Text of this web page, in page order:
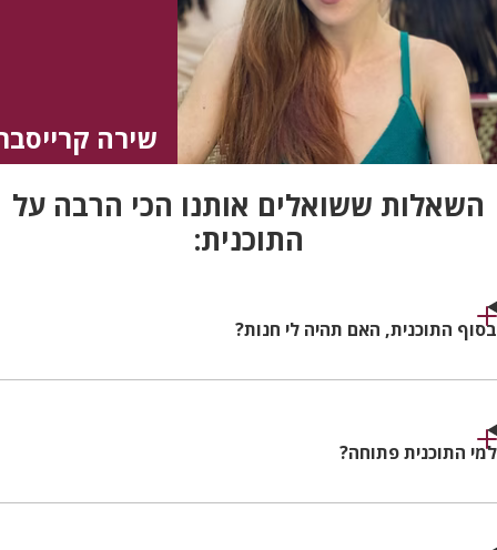
שירה
השאלות ששואלים אותנו הכי הרבה על
התוכנית:
בסוף התוכנית, האם תהיה לי חנות?
למי התוכנית פתוחה?